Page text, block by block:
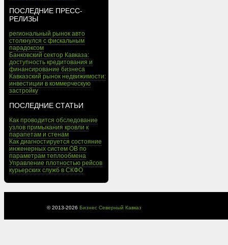
ПОСЛЕДНИЕ ПРЕСС-
РЕЛИЗЫ
региональный рынок авто
столкнулся с фискальным
парадоксом
Банковский сектор Кавказа:
доступность кредитования и
финансирование бизнеса
Кавказский рынок недвижимости:
инвестиции в коммерческую
застройку
ПОСЛЕДНИЕ СТАТЬИ
Как проводится обследование
узлов примыкания кровли к
парапетам и стенам
Как диагностируется состояние
инженерных систем ОВ по
параметрам теплообмена
Управление плотностью рейсов
курьерских служб в СКФО
© 2013-2026 Бизнес Северный Кавказ